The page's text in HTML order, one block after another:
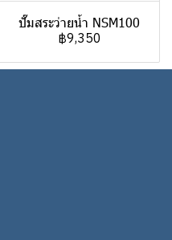
ปั๊มสระว่ายน้ำ NSM100
฿9,350